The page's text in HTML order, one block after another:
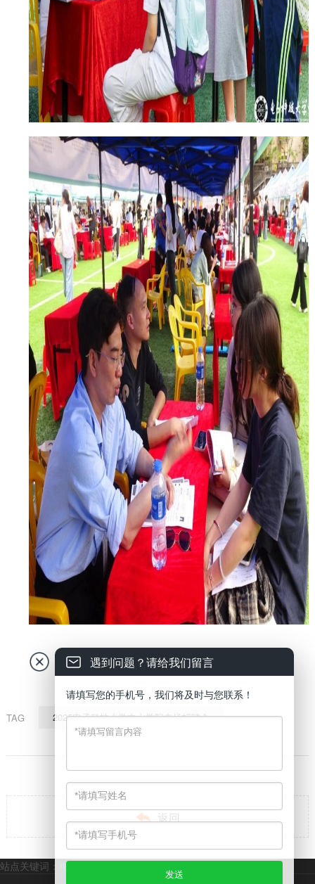
TAG 2025电子科技大学中山学院专场招聘会
 返回
站点关键词： 梅州市技工学校
遇到问题？请给我们留言
请填写您的手机号，我们将及时与您联系！